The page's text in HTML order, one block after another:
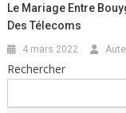
Le Mariage Entre
Des Télecoms
4 mars 2022
Rechercher